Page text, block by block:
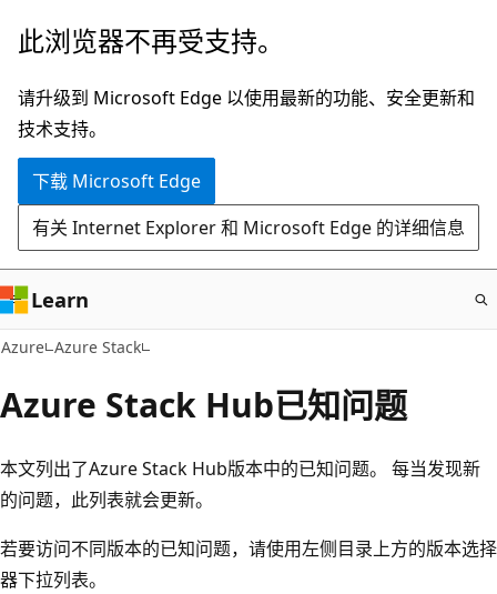
跳
主
要
内
此浏览器不再受支持。
请升级到 Microsoft Edge 以使用最新的功能、安全更新和
技术支持。
下载 Microsoft Edge
有关 Internet Explorer 和 Microsoft Edge 的详细信息
Learn
Azure Azure Stack
Azure Stack Hub已知问题
本文列出了Azure Stack Hub版本中的已知问题。 每当发现新
的问题，此列表就会更新。
若要访问不同版本的已知问题，请使用左侧目录上方的版本选择
器下拉列表。